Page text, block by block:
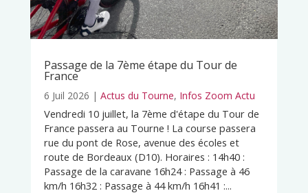
Passage de la 7ème étape du Tour de
France
6 Juil 2026 | Actus du Tourne, Infos Zoom Actu
Vendredi 10 juillet, la 7ème d'étape du Tour de
France passera au Tourne ! La course passera
rue du pont de Rose, avenue des écoles et
route de Bordeaux (D10). Horaires : 14h40 :
Passage de la caravane 16h24 : Passage à 46
km/h 16h32 : Passage à 44 km/h 16h41 :...